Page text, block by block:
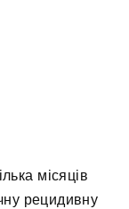
місяців
рецидивну